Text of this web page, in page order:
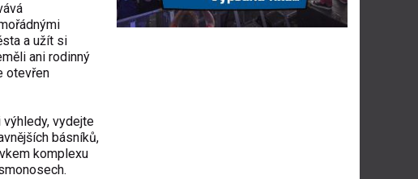
a užít si
ani rodinný
otevřen
vydejte
básníků,
komplexu